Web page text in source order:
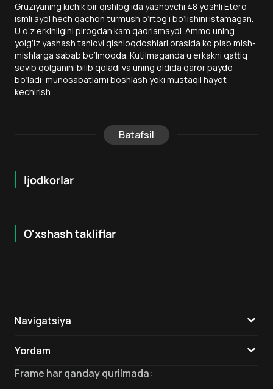
Gruziyaning kichik bir qishlog‘ida yashovchi 48 yoshli Etero
ismli ayol hech qachon turmush o‘rtog‘i bo‘lishini istamagan.
U o‘z erkinligini pirogdan kam qadrlamaydi. Ammo uning
yolg‘iz yashash tanlovi qishloqdoshlari orasida ko‘plab mish-
mishlarga sabab bo‘lmoqda. Kutilmaganda u erkakni qattiq
sevib qolganini bilib qoladi va uning oldida qaror paydo
bo‘ladi: munosabatlarni boshlash yoki mustaqil hayot
kechirish.
Batafsil
Ijodkorlar
O'xshash takliflar
18 + 6.9
Navigatsiya
Yordam
Aloqa
Frame har qanday qurilmada: